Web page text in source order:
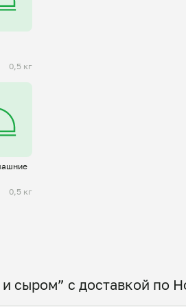
0,5 кг
0,5 кг
сыром” с доставкой по